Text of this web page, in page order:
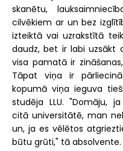
skanētu,
cilvēkiem ar un bez
izteiktā vai uzrakstītā
daudz, bet ir labi uzsākt
visa pamatā ir
Tāpat viņa ir
kopumā viņa ieguva
studēja LLU. "Domāju,
citā universitātē, man
un, ja es vēlētos
būtu grūti," tā absolvente.